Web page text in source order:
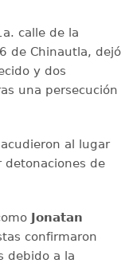
calle de la
de Chinautla, dejó
y dos
una persecución
al lugar
detonaciones de
Jonatan
confirmaron
debido a la